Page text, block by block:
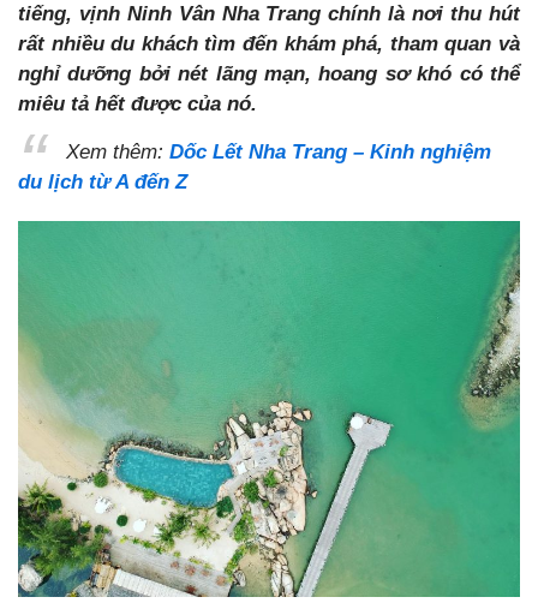
tiếng, vịnh Ninh Vân Nha Trang chính là nơi thu hút
rất nhiều du khách tìm đến khám phá, tham quan và
nghỉ dưỡng bởi nét lãng mạn, hoang sơ khó có thể
miêu tả hết được của nó.
Xem thêm: Dốc Lết Nha Trang – Kinh nghiệm
du lịch từ A đến Z